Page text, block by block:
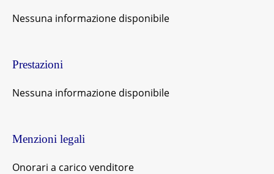
Nessuna informazione disponibile
Prestazioni
Nessuna informazione disponibile
Menzioni legali
Onorari a carico venditore